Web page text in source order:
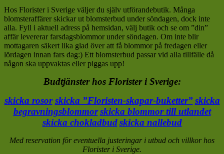
Hos Florister i Sverige väljer du själv utförandebutik. Många
blomsteraffärer skickar ut blomsterbud under söndagen, dock inte
alla. Fyll i aktuell adress på hemsidan, välj butik och se om ”din”
affär levererar farsdagsblommor under söndagen. Om inte blir
mottagaren säkert lika glad över att få blommor på fredagen eller
lördagen innan fars dag:) Ett blomsterbud passar vid alla tillfälle då
någon ska uppvaktas eller piggas upp!
Budtjänster hos Florister i Sverige:
skicka rosor skicka ”Floristen-skapar-buketter” skicka
begravningsblommor skicka blommor till utlandet
skicka chokladbud skicka nallebud
Med reservation för eventuella justeringar i utbud och villkor hos
Florister i Sverige.